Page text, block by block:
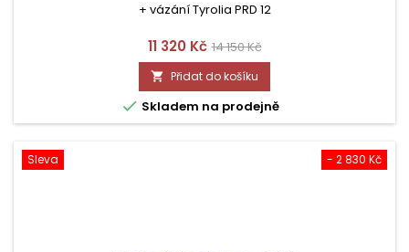
+ vázání Tyrolia PRD 12
Cena
11 320 Kč Běžná
cena
14 150 Kč
 Přidat do košíku
 Skladem na prodejně
- 2 830 Kč
Sleva